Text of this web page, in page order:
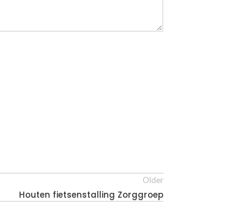
Older
Houten fietsenstalling Zorggroep